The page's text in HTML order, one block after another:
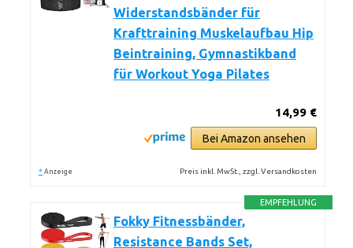
Widerstandsbänder für
Krafttraining Muskelaufbau Hip
Beintraining, Gymnastikband
für Workout Yoga Pilates
14,99 €
Bei Amazon ansehen
* Anzeige Preis inkl. MwSt., zzgl. Versandkosten
EMPFEHLUNG
Fokky Fitnessbänder,
Resistance Bands Set,